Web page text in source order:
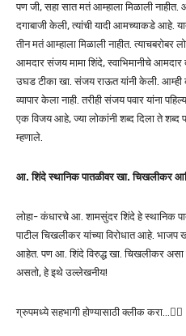
पण जी, सहा सात मतं आम्हाला मिळाली
दगाबाजी केली, त्यांची यादी आमच्याकडे आहे.
तीन मतं आम्हाला मिळाली नाहीत.
आमदार संजय मामा शिंदे, स्वाभिमानीचे आमदार
उघड टीका खा. संजय राऊत यांनी केली. आम्ही
व्यापार केला नाही. तरीही संजय पवार यांना
एक विजय आहे, ज्या लोकांनी शब्द दिला ते शब्द
म्हणाले.
आ. शिंदे स्थानिक पातळीवर खा. चिखलीकर
लोहा- कंधारचे आ. शामसुंदर शिंदे हे स्थानिक
पाटील चिखलीकर यांच्या विरोधात आहे.
आहेत. पण आ. शिंदे विरुद्ध खा. चिखलीकर असा
असतो, हे इथे उल्लेखनीय!
ग्रुपमध्ये सहभागी होण्यासाठी क्लीक करा…👆🏻